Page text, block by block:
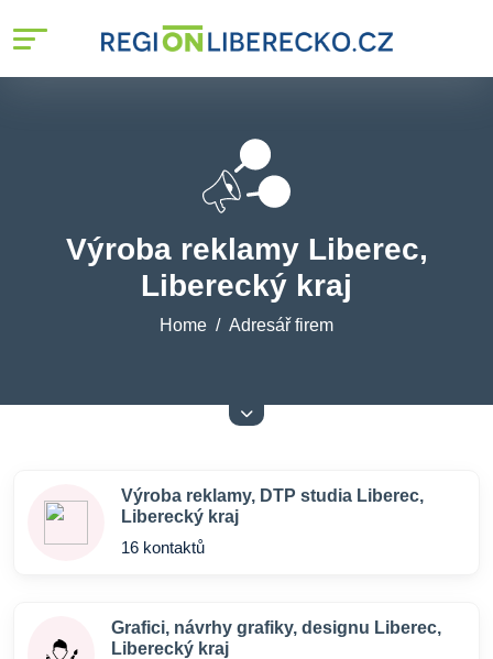
Výroba reklamy Liberec,
Liberecký kraj
Home Adresář firem
Výroba reklamy, DTP studia Liberec,
Liberecký kraj
16 kontaktů
Grafici, návrhy grafiky, designu Liberec,
Liberecký kraj